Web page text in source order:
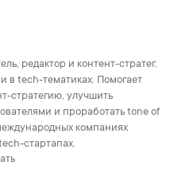
редактор и контент-стратег.
в tech-тематиках. Помогает
стратегию, улучшить
и проработать tone of
компаниях
стартапах.